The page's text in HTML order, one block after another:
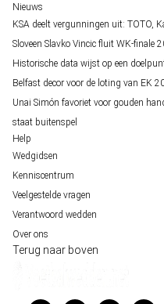
Nieuws
KSA deelt vergunningen uit: TOTO,
Sloveen Slavko Vincic fluit WK-finale
Historische data wijst op een
Belfast decor voor de loting van EK
Unai Simón favoriet voor gouden
staat buitenspel
Help
Wedgidsen
Kenniscentrum
Veelgestelde vragen
Verantwoord wedden
Over ons
Terug naar boven